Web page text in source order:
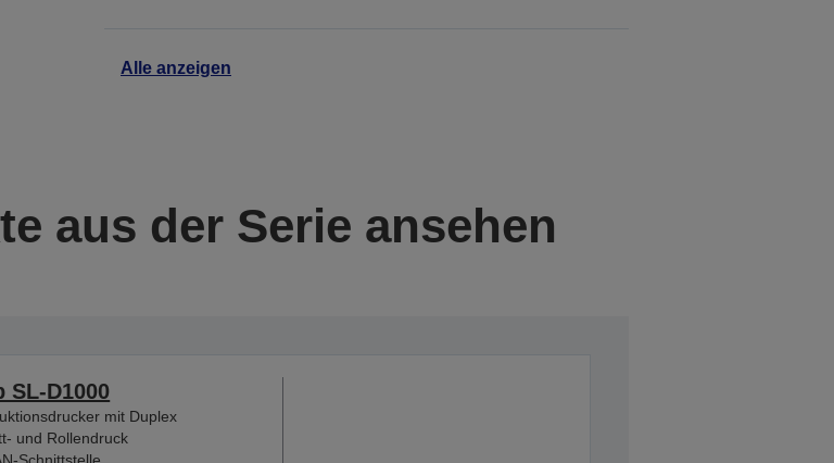
Alle anzeigen
aus der Serie ansehen
SL-D1000
mit Duplex
und Rollendruck